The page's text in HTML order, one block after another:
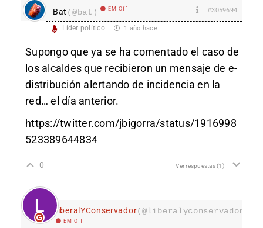
Bat (@bat) EM Off #3059694
Líder político 1 año hace
Supongo que ya se ha comentado el caso de
los alcaldes que recibieron un mensaje de e-
distribución alertando de incidencia en la
red… el día anterior.
https://twitter.com/jbigorra/status/1916998
523389644834
0 Ver respuestas(1)
LiberalYConservador
EM Off